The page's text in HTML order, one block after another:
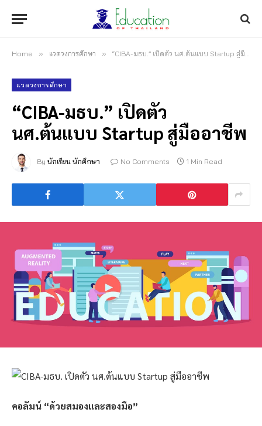
Home » แวดวงการศึกษา » “CIBA-มธบ.” เปิดตัว นศ.ต้นแบบ Startup สู่มืออาชีพ
แวดวงการศึกษา
“CIBA-มธบ.” เปิดตัว
นศ.ต้นแบบ Startup สู่มืออาชีพ
By นักเรียน นักศึกษา No Comments 1 Min Read
คอลัมน์ “ด้วยสมองและสองมือ”